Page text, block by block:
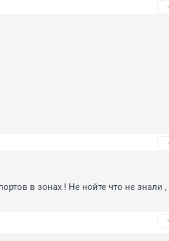
в зонах ! Не нойте что не знали